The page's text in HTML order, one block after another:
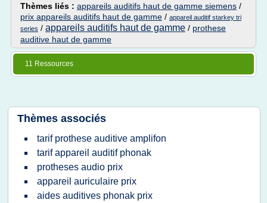
Thèmes liés : appareils auditifs haut de gamme siemens /
prix appareils auditifs haut de gamme / appareil auditif starkey tri
series / appareils auditifs haut de gamme / prothese
auditive haut de gamme
11 Ressources
Thèmes associés
tarif prothese auditive amplifon
tarif appareil auditif phonak
protheses audio prix
appareil auriculaire prix
aides auditives phonak prix